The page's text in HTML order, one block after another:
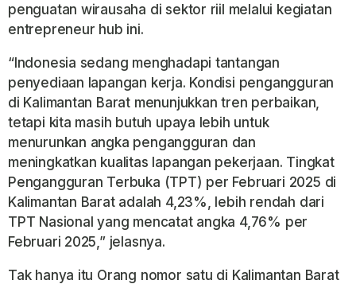
penguatan wirausaha di sektor riil melalui kegiatan
entrepreneur hub ini.
“Indonesia sedang menghadapi tantangan
penyediaan lapangan kerja. Kondisi pengangguran
di Kalimantan Barat menunjukkan tren perbaikan,
tetapi kita masih butuh upaya lebih untuk
menurunkan angka pengangguran dan
meningkatkan kualitas lapangan pekerjaan. Tingkat
Pengangguran Terbuka (TPT) per Februari 2025 di
Kalimantan Barat adalah 4,23%, lebih rendah dari
TPT Nasional yang mencatat angka 4,76% per
Februari 2025,” jelasnya.
Tak hanya itu Orang nomor satu di Kalimantan Barat